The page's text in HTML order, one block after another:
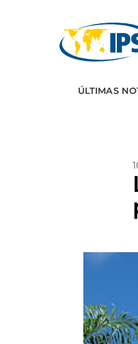
ÚLTIMAS